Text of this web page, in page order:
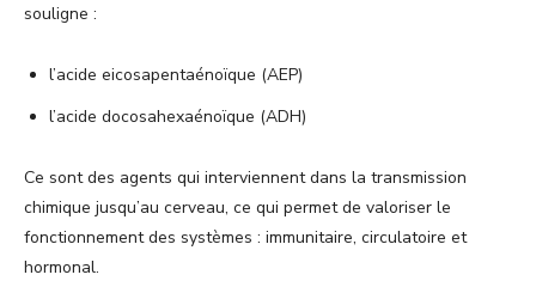
souligne :
l’acide eicosapentaénoïque (AEP)
l’acide docosahexaénoïque (ADH)
Ce sont des agents qui interviennent dans la transmission
chimique jusqu’au cerveau, ce qui permet de valoriser le
fonctionnement des systèmes : immunitaire, circulatoire et
hormonal.